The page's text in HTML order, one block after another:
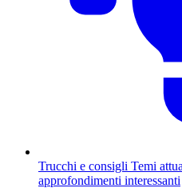
Trucchi e consigli Temi
approfondimenti interessanti